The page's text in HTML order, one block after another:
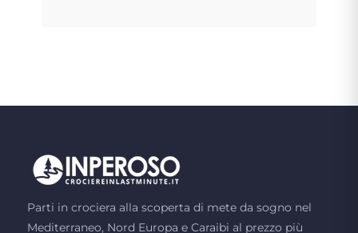
Parti in crociera alla scoperta di mete da sogno nel
Mediterraneo, Nord Europa e Caraibi al prezzo più